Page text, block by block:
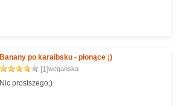
Banany po karaibsku - płonące ;)
[1]wegańska
Nic prostszego;)